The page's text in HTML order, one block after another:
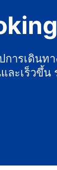
การเดินท
ละเร็วขึ้น